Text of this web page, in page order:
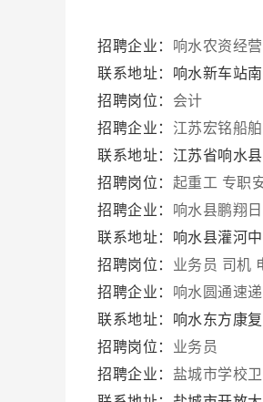
招聘企业：
响水农资经
联系地址：响水新车站
招聘岗位： 会计
招聘企业： 江苏宏铭船
联系地址：江苏省响水
招聘岗位： 起重工 专职
招聘企业：
响水县鹏翔
联系地址：响水县灌河
招聘岗位： 业务员 司机
招聘企业：
响水圆通速
联系地址：响水东方康
招聘岗位： 业务员
招聘企业： 盐城市学校